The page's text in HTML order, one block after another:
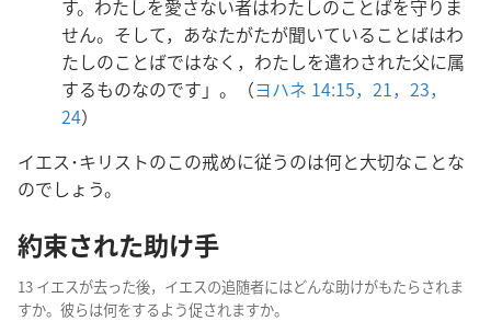
す。わたしを愛さない者はわたしのことばを守りま
せん。そして，あなたがたが聞いていることばはわ
たしのことばではなく，わたしを遣わされた父に属
するものなのです」。（ヨハネ 14:15， 21， 23，
24）
イエス･キリストのこの戒めに従うのは何と大切なことな
のでしょう。
約束された助け手
13 イエスが去った後，イエスの追随者にはどんな助けがもたらされま
すか。彼らは何をするよう促されますか。